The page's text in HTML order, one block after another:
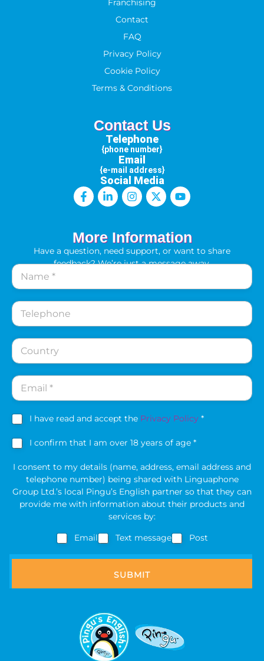
Franchising
Contact
FAQ
Privacy Policy
Cookie Policy
Terms & Conditions
Contact Us
Telephone
{phone number}
Email
{e-mail address}
Social Media
More Information
Have a question, need support, or want to share
feedback? We’re just a message away.
N
a
m
e
T
e
e
h
o
n
e
C
o
u
n
r
E
m
a
i
l
*
a
r
e
o
I have read and accept the Privacy Policy *
1
y
a
c
I confirm that I am over 18 years of age *
g
e
w
i
t
t
I consent to my details (name, address, email address and
telephone number) being shared with Linguaphone
Group Ltd.’s local Pingu’s English partner so that they can
provide me with information about their products and
services by:
Email
Text message Post
SUBMIT